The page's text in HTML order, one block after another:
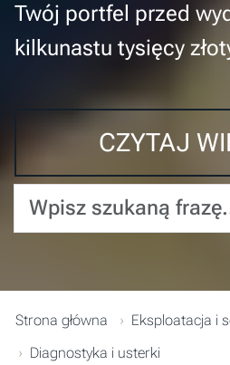
Twój portfel przed
kilkunastu tysięcy
CZYTAJ
Wpisz szukaną frazę...
Strona główna
Eksploatacja i
Diagnostyka i usterki